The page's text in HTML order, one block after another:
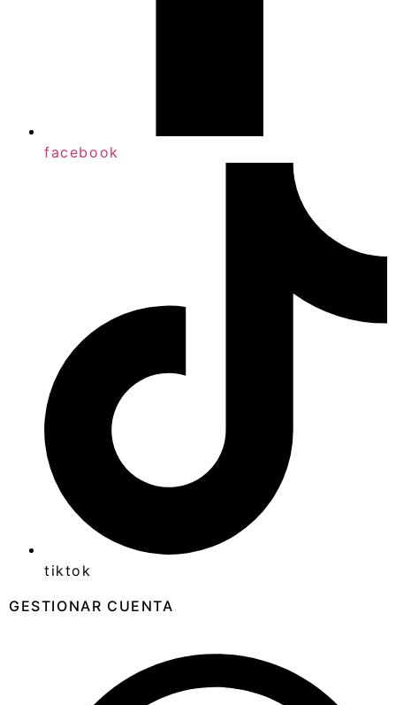
facebook
tiktok
GESTIONAR CUENTA